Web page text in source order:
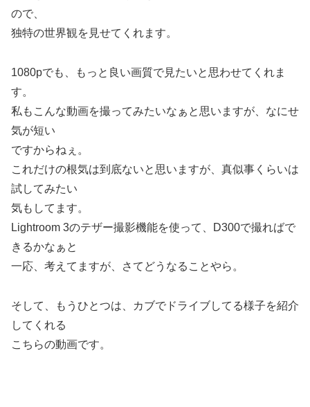
ので、
独特の世界観を見せてくれます。
1080pでも、もっと良い画質で見たいと思わせてくれま
す。
私もこんな動画を撮ってみたいなぁと思いますが、なにせ
気が短い
ですからねぇ。
これだけの根気は到底ないと思いますが、真似事くらいは
試してみたい
気もしてます。
Lightroom 3のテザー撮影機能を使って、D300で撮ればで
きるかなぁと
一応、考えてますが、さてどうなることやら。
そして、もうひとつは、カブでドライブしてる様子を紹介
してくれる
こちらの動画です。